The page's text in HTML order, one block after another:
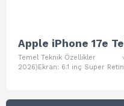
Apple iPhone 17e
Temel Teknik Özellikler
2026)Ekran: 6.1 inç Super